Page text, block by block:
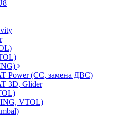
Power (CC, замена ДВС)
3D, Glider
VTOL)